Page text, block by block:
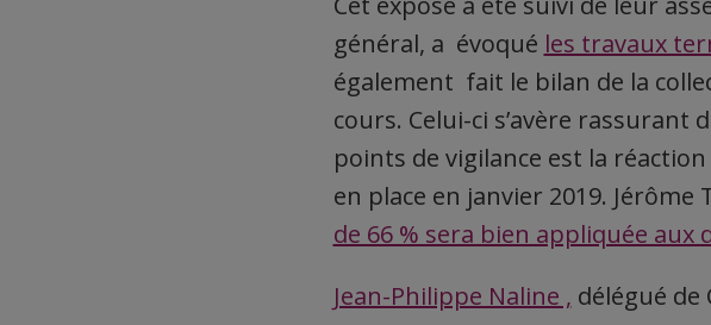
général, a évoqué les travaux
également fait le bilan de la
cours. Celui-ci s’avère rassurant
points de vigilance est la
en place en janvier 2019. Jérôme
de 66 % sera bien appliquée aux
Jean-Philippe Naline , délégué de